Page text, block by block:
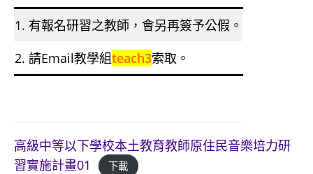
1. 有報名研習之教師，會另再簽予公假。
2. 請Email教學組teach3索取。
高級中等以下學校本土教育教師原住民音樂培力研
習實施計畫01
下載